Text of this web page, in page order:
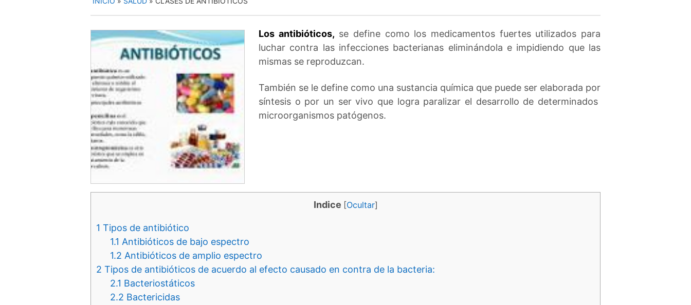
Los antibióticos, se define como los medicamentos fuertes utilizados para
luchar contra las infecciones bacterianas eliminándola e impidiendo que las
mismas se reproduzcan.
También se le define como una sustancia química que puede ser elaborada por
síntesis o por un ser vivo que logra paralizar el desarrollo de determinados
microorganismos patógenos.
Indice [Ocultar]
1 Tipos de antibiótico
1.1 Antibióticos de bajo espectro
1.2 Antibióticos de amplio espectro
2 Tipos de antibióticos de acuerdo al efecto causado en contra de la bacteria:
2.1 Bacteriostáticos
2.2 Bactericidas